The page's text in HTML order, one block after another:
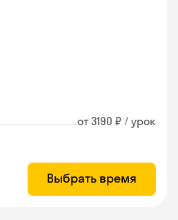
от 3190 ₽ / урок
Выбрать время